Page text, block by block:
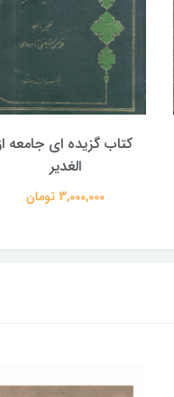
کتاب گزیده ای جامعه
الغدیر
3,000,000 تومان